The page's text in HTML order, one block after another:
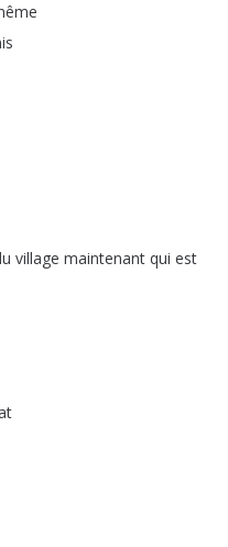
village maintenant qui est